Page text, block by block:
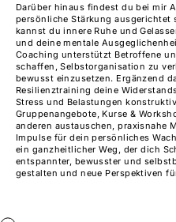
Darüber hinaus findest du bei mir
persönliche Stärkung
kannst du innere Ruhe und
und deine mentale
Coaching unterstützt Betroffene
schaffen, Selbstorganisation zu
bewusst einzusetzen. Ergänzend
Resilienztraining deine
Stress und Belastungen
Gruppenangebote, Kurse &
anderen austauschen, praxisnahe
Impulse für dein persönliches
ein ganzheitlicher Weg, der dich
entspannter, bewusster und
gestalten und neue Perspektiven